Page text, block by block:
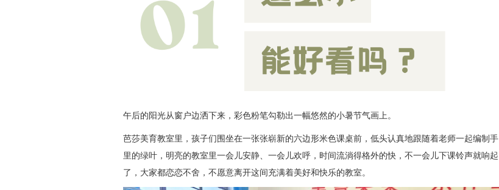
午后的阳光从窗户边洒下来，彩色粉笔勾勒出一幅悠然的小暑节气画上。
芭莎美育教室里，孩子们围坐在一张张崭新的六边形米色课桌前，低头认真地跟随着老师一起编制手
里的绿叶，明亮的教室里一会儿安静、一会儿欢呼，时间流淌得格外的快，不一会儿下课铃声就响起
了，大家都恋恋不舍，不愿意离开这间充满着美好和快乐的教室。